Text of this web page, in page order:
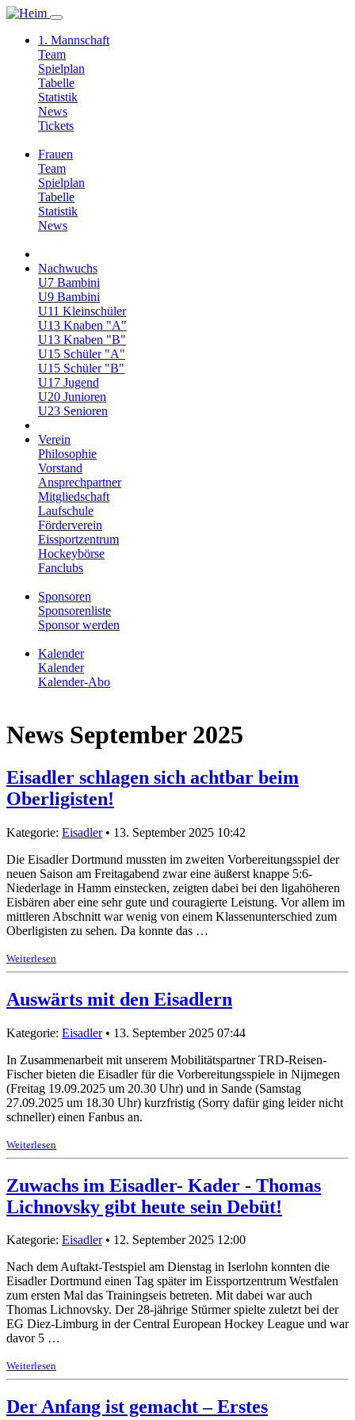
1. Mannschaft
Team
Spielplan
Tabelle
Statistik
News
Tickets
Frauen
Team
Spielplan
Tabelle
Statistik
News
Nachwuchs
U7 Bambini
U9 Bambini
U11 Kleinschüler
U13 Knaben "A"
U13 Knaben "B"
U15 Schüler "A"
U15 Schüler "B"
U17 Jugend
U20 Junioren
U23 Senioren
Verein
Philosophie
Vorstand
Ansprechpartner
Mitgliedschaft
Laufschule
Förderverein
Eissportzentrum
Hockeybörse
Fanclubs
Sponsoren
Sponsorenliste
Sponsor werden
Kalender
Kalender
Kalender-Abo
News September 2025
Eisadler schlagen sich achtbar beim
Oberligisten!
Kategorie: Eisadler• 13. September 2025 10:42
Die Eisadler Dortmund mussten im zweiten Vorbereitungsspiel der
neuen Saison am Freitagabend zwar eine äußerst knappe 5:6-
Niederlage in Hamm einstecken, zeigten dabei bei den ligahöheren
Eisbären aber eine sehr gute und couragierte Leistung. Vor allem im
mittleren Abschnitt war wenig von einem Klassenunterschied zum
Oberligisten zu sehen. Da konnte das …
Weiterlesen
Auswärts mit den Eisadlern
Kategorie: Eisadler• 13. September 2025 07:44
In Zusammenarbeit mit unserem Mobilitätspartner TRD-Reisen-
Fischer bieten die Eisadler für die Vorbereitungsspiele in Nijmegen
(Freitag 19.09.2025 um 20.30 Uhr) und in Sande (Samstag
27.09.2025 um 18.30 Uhr) kurzfristig (Sorry dafür ging leider nicht
schneller) einen Fanbus an.
Weiterlesen
Zuwachs im Eisadler- Kader - Thomas
Lichnovsky gibt heute sein Debüt!
Kategorie: Eisadler• 12. September 2025 12:00
Nach dem Auftakt-Testspiel am Dienstag in Iserlohn konnten die
Eisadler Dortmund einen Tag später im Eissportzentrum Westfalen
zum ersten Mal das Trainingseis betreten. Mit dabei war auch
Thomas Lichnovsky. Der 28-jährige Stürmer spielte zuletzt bei der
EG Diez-Limburg in der Central European Hockey League und war
davor 5 …
Weiterlesen
Der Anfang ist gemacht – Erstes